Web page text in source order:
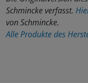
Schmincke verfasst.
von Schmincke.
Alle Produkte des